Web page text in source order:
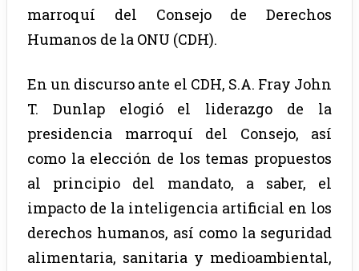
marroquí del Consejo de Derechos
Humanos de la ONU (CDH).
En un discurso ante el CDH, S.A. Fray John
T. Dunlap elogió el liderazgo de la
presidencia marroquí del Consejo, así
como la elección de los temas propuestos
al principio del mandato, a saber, el
impacto de la inteligencia artificial en los
derechos humanos, así como la seguridad
alimentaria, sanitaria y medioambiental,